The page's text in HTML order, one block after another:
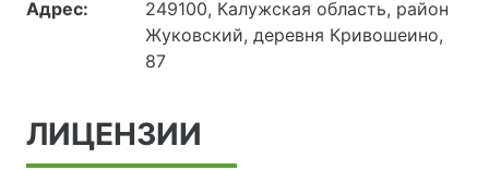
Адрес:
249100, Калужская область, район
Жуковский, деревня Кривошеино,
87
ЛИЦЕНЗИИ